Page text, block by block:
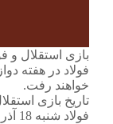
بازی استقلال و
فولاد در هفته
خواهند رفت.
تاریخ بازی
فولاد شنبه 18 آذر 1402 است.